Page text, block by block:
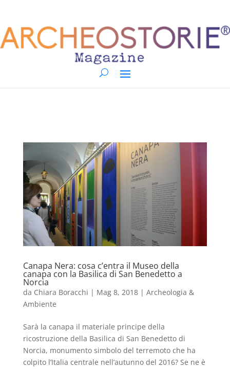
Canapa Nera: cosa c’entra il Museo della
canapa con la Basilica di San Benedetto a
Norcia
da Chiara Boracchi | Mag 8, 2018| Archeologia &
Ambiente
Sarà la canapa il materiale principe della
ricostruzione della Basilica di San Benedetto di
Norcia, monumento simbolo del terremoto che ha
colpito l’Italia centrale nell’autunno del 2016? Se ne è